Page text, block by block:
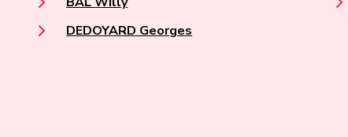
DEDOYARD Georges